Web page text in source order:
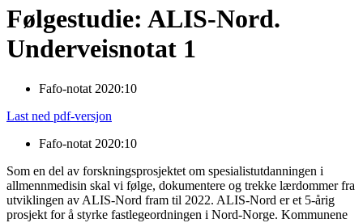
Følgestudie: ALIS-Nord.
Underveisnotat 1
Fafo-notat 2020:10
Last ned pdf-versjon
Fafo-notat 2020:10
Som en del av forskningsprosjektet om spesialistutdanningen i
allmennmedisin skal vi følge, dokumentere og trekke lærdommer fra
utviklingen av ALIS-Nord fram til 2022. ALIS-Nord er et 5-årig
prosjekt for å styrke fastlegeordningen i Nord-Norge. Kommunene